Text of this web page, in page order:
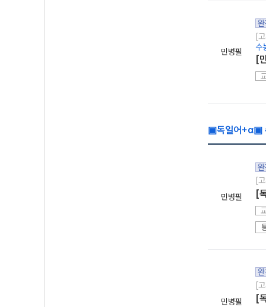
민병필
[
수
[
▣독일어+α▣
민병필
[
[
민병필
[
[